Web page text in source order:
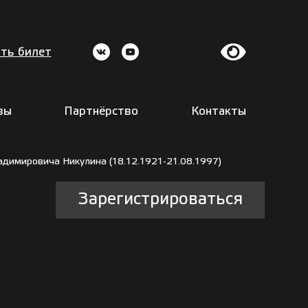
билет
Партнёрство Контакты
Никулина (18.12.1921-21.08.1997)
Зарегистрироваться